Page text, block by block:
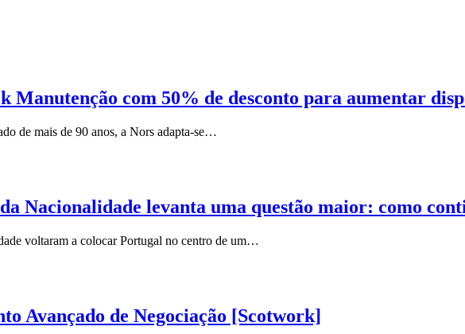
Manutenção com 50% de desconto para aumentar
de mais de 90 anos, a Nors adapta-se…
Nacionalidade levanta uma questão maior: como
voltaram a colocar Portugal no centro de um…
Avançado de Negociação [Scotwork]